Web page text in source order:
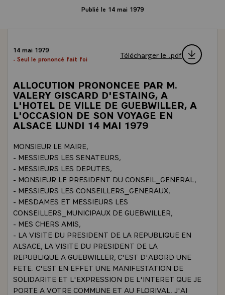
Publié le 14 mai 1979
14 mai 1979
- Seul le prononcé fait foi
Télécharger le .pdf
ALLOCUTION PRONONCEE PAR M.
VALERY GISCARD D'ESTAING, A
L'HOTEL DE VILLE DE GUEBWILLER, A
L'OCCASION DE SON VOYAGE EN
ALSACE LUNDI 14 MAI 1979
MONSIEUR LE MAIRE,
- MESSIEURS LES SENATEURS,
- MESSIEURS LES DEPUTES,
- MONSIEUR LE PRESIDENT DU CONSEIL_GENERAL,
- MESSIEURS LES CONSEILLERS_GENERAUX,
- MESDAMES ET MESSIEURS LES
CONSEILLERS_MUNICIPAUX DE GUEBWILLER,
- MES CHERS AMIS,
- LA VISITE DU PRESIDENT DE LA REPUBLIQUE EN
ALSACE, LA VISITE DU PRESIDENT DE LA
REPUBLIQUE A GUEBWILLER, C'EST D'ABORD UNE
FETE. C'EST EN EFFET UNE MANIFESTATION DE
SOLIDARITE ET L'EXPRESSION DE L'INTERET QUE JE
PORTE A VOTRE COMMUNE ET AU FLORIVAL. J'AI